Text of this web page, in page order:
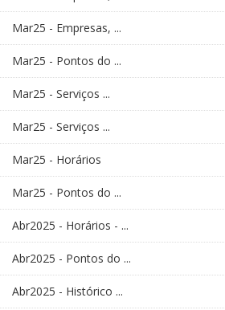
Mar25 - Empresas, ...
Mar25 - Pontos do ...
Mar25 - Serviços ...
Mar25 - Serviços ...
Mar25 - Horários
Mar25 - Pontos do ...
Abr2025 - Horários - ...
Abr2025 - Pontos do ...
Abr2025 - Histórico ...